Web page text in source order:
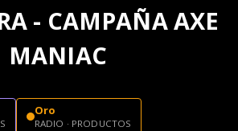
- CAMPAÑA AXE
MANIAC
Oro
RADIO · PRODUCTOS